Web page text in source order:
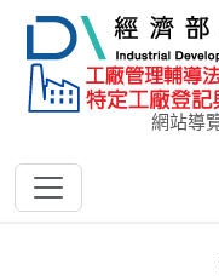
網站導